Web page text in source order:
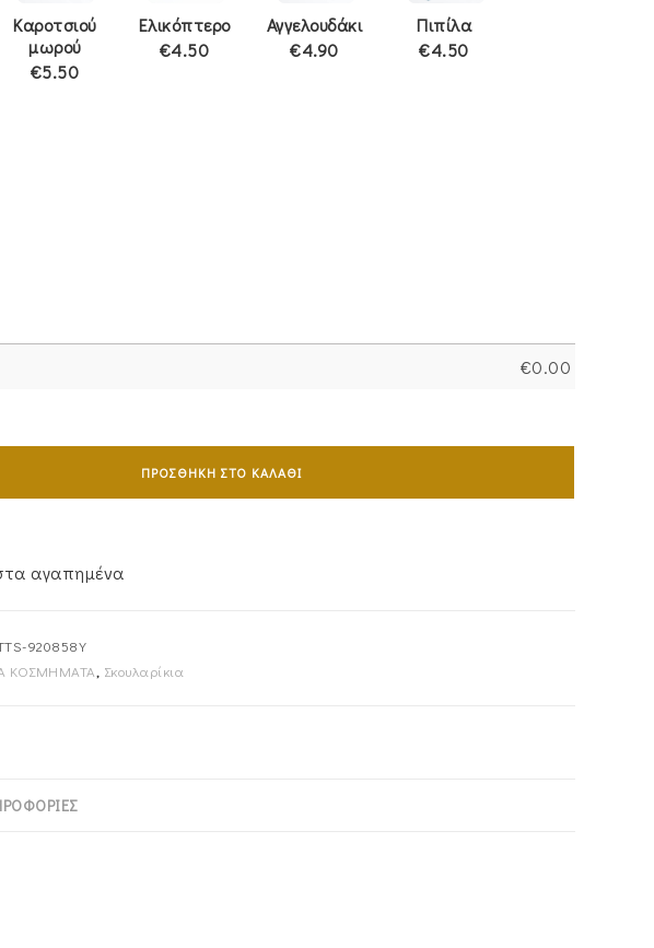
Καροτσιού
μωρού
€5.50
Ελικόπτερο
€4.50
Αγγελουδάκι
€4.90
Πιπίλα
€4.50
€0.00
ΠΡΟΣΘΉΚΗ ΣΤΟ ΚΑΛΆΘΙ
αγαπημένα
920858Y
ΚΟΣΜΗΜΑΤΑ, Σκουλαρίκια